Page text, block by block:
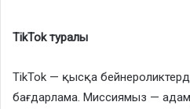
TikTok туралы
TikTok — қысқа
бағдарлама. Миссиямыз —